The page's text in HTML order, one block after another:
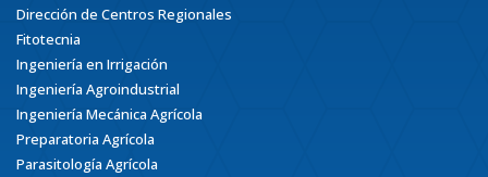
Dirección de Centros Regionales
Fitotecnia
Ingeniería en Irrigación
Ingeniería Agroindustrial
Ingeniería Mecánica Agrícola
Preparatoria Agrícola
Parasitología Agrícola